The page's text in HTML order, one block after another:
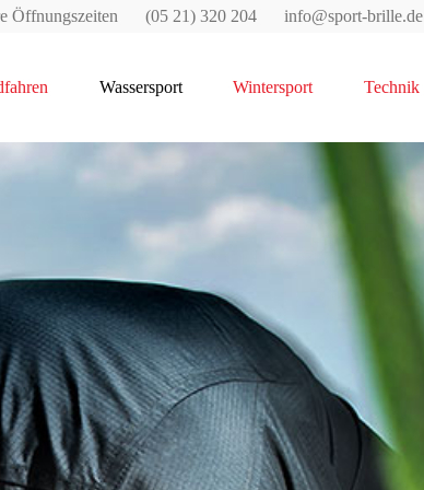
Öffnungszeiten (05 21) 320 204 info@sport-brille.de
Wassersport Wintersport Technik